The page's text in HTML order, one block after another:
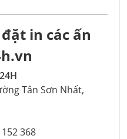
in các ấn
Tân Sơn Nhất,
368